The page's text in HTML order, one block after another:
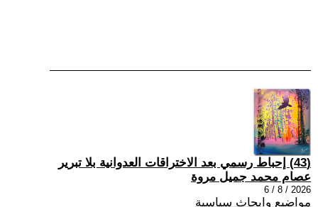
(43) إحباط رسمي بعد الاختراقات العدوانية بلا تبرير
عصام محمد جميل مروة
2026 / 8 / 6
مواضيع وابحاث سياسية